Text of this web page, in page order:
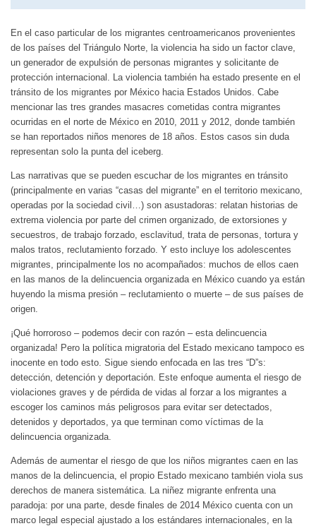
En el caso particular de los migrantes centroamericanos provenientes
de los países del Triángulo Norte, la violencia ha sido un factor clave,
un generador de expulsión de personas migrantes y solicitante de
protección internacional. La violencia también ha estado presente en el
tránsito de los migrantes por México hacia Estados Unidos. Cabe
mencionar las tres grandes masacres cometidas contra migrantes
ocurridas en el norte de México en 2010, 2011 y 2012, donde también
se han reportados niños menores de 18 años. Estos casos sin duda
representan solo la punta del iceberg.
Las narrativas que se pueden escuchar de los migrantes en tránsito
(principalmente en varias “casas del migrante” en el territorio mexicano,
operadas por la sociedad civil…) son asustadoras: relatan historias de
extrema violencia por parte del crimen organizado, de extorsiones y
secuestros, de trabajo forzado, esclavitud, trata de personas, tortura y
malos tratos, reclutamiento forzado. Y esto incluye los adolescentes
migrantes, principalmente los no acompañados: muchos de ellos caen
en las manos de la delincuencia organizada en México cuando ya están
huyendo la misma presión – reclutamiento o muerte – de sus países de
origen.
¡Qué horroroso – podemos decir con razón – esta delincuencia
organizada! Pero la política migratoria del Estado mexicano tampoco es
inocente en todo esto. Sigue siendo enfocada en las tres “D”s:
detección, detención y deportación. Este enfoque aumenta el riesgo de
violaciones graves y de pérdida de vidas al forzar a los migrantes a
escoger los caminos más peligrosos para evitar ser detectados,
detenidos y deportados, ya que terminan como víctimas de la
delincuencia organizada.
Además de aumentar el riesgo de que los niños migrantes caen en las
manos de la delincuencia, el propio Estado mexicano también viola sus
derechos de manera sistemática. La niñez migrante enfrenta una
paradoja: por una parte, desde finales de 2014 México cuenta con un
marco legal especial ajustado a los estándares internacionales, en la